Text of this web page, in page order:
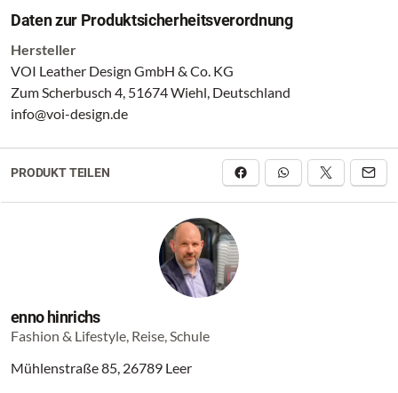
Daten zur Produktsicherheitsverordnung
Hersteller
VOI Leather Design GmbH & Co. KG
Zum Scherbusch 4, 51674 Wiehl, Deutschland
info@voi-design.de
PRODUKT TEILEN
enno hinrichs
Fashion & Lifestyle, Reise, Schule
Mühlenstraße 85, 26789 Leer